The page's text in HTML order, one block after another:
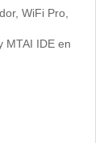
WiFi Pro,
MTAI IDE en